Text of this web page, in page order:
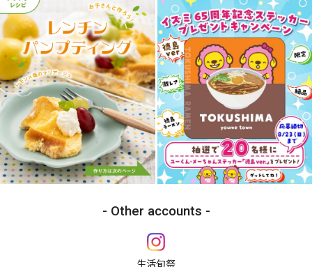
Other accounts
生活旬祭